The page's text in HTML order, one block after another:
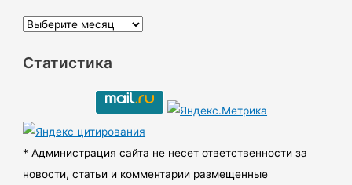
А
х
ы
Статистика
* Администрация сайта не несет ответственности за
новости, статьи и комментарии размещенные